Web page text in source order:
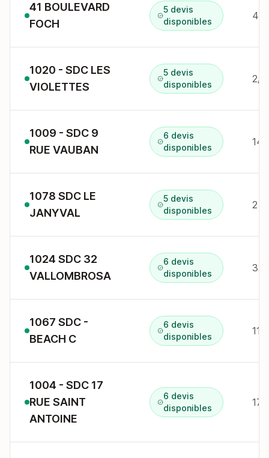
41 BOULEVARD
FOCH
5 devis
disponibles
41
1020 - SDC LES
VIOLETTES
5 devis
disponibles
2/4
1009 - SDC 9
RUE VAUBAN
6 devis
disponibles
14
1078 SDC LE
JANYVAL
5 devis
disponibles
2
1024 SDC 32
VALLOMBROSA
6 devis
disponibles
32
1067 SDC -
BEACH C
6 devis
disponibles
1004 - SDC 17
RUE SAINT
ANTOINE
6 devis
disponibles
17